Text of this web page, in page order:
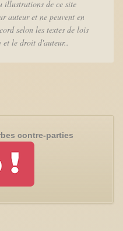
illustrations de ce site
auteur et ne peuvent en
selon les textes de lois
et le droit d'auteur..
contre-parties